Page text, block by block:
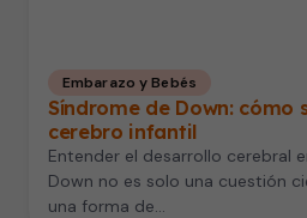
Embarazo y Bebés
Síndrome de Down: cómo
cerebro infantil
Entender el desarrollo cerebral
Down no es solo una cuestión
una forma de…